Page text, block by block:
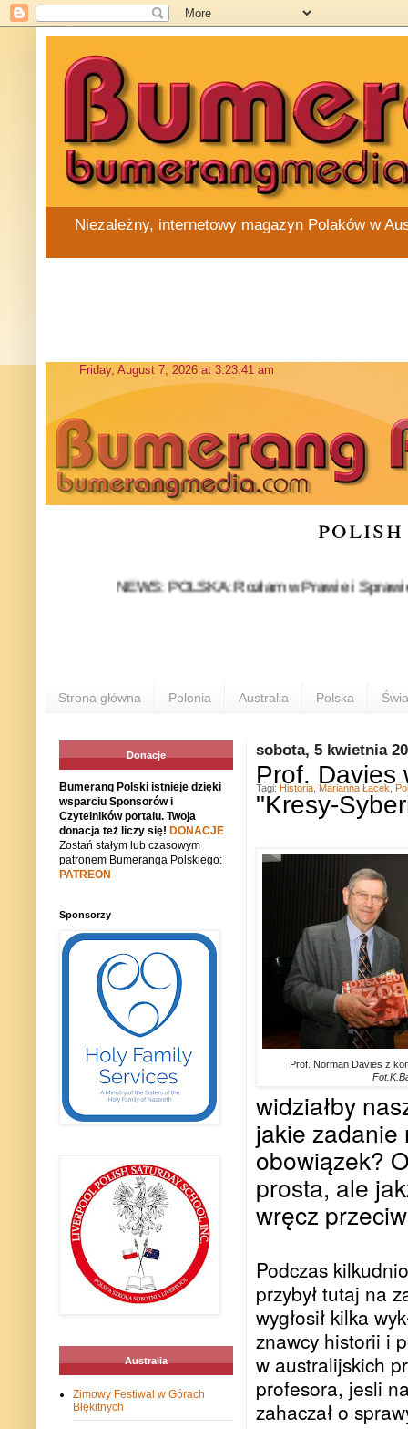
Niezależny, internetowy magazyn Polaków w
NEWS: POLSKA: Rozłam w Prawie i
Strona główna Polonia Australia Polska
sobota, 5 kwietnia
Prof. Davies
"Kresy-
Prof. Norman Davies z
widziałby
jakie zadanie
obowiązek?
prosta, ale
wręcz
Podczas
przybył tutaj na
wygłosił kilka
znawcy historii i
w australijskich
profesora, jesli
zahaczał o
Tagi: Historia Marianna Łacek
Donacje
Bumerang Polski istnieje dzięki
wsparciu Sponsorów i
Czytelników portalu. Twoja
donacja też liczy się! DONACJE
Zostań stałym lub czasowym
patronem Bumeranga Polskiego:
PATREON
Sponsorzy
Australia
Zimowy Festiwal w Górach
Błękitnych